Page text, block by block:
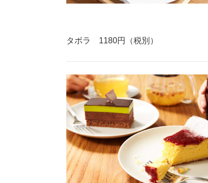
タボラ 1180円（税別）